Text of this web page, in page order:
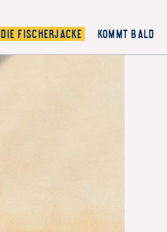
DIE FISCHERJACKE KOMMT BALD